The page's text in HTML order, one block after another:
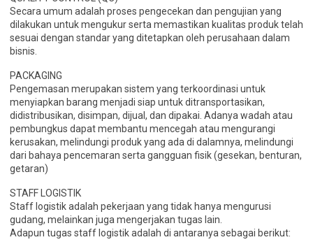
Secara umum adalah proses pengecekan dan pengujian yang
dilakukan untuk mengukur serta memastikan kualitas produk telah
sesuai dengan standar yang ditetapkan oleh perusahaan dalam
bisnis.
PACKAGING
Pengemasan merupakan sistem yang terkoordinasi untuk
menyiapkan barang menjadi siap untuk ditransportasikan,
didistribusikan, disimpan, dijual, dan dipakai. Adanya wadah atau
pembungkus dapat membantu mencegah atau mengurangi
kerusakan, melindungi produk yang ada di dalamnya, melindungi
dari bahaya pencemaran serta gangguan fisik (gesekan, benturan,
getaran)
STAFF LOGISTIK
Staff logistik adalah pekerjaan yang tidak hanya mengurusi
gudang, melainkan juga mengerjakan tugas lain.
Adapun tugas staff logistik adalah di antaranya sebagai berikut: